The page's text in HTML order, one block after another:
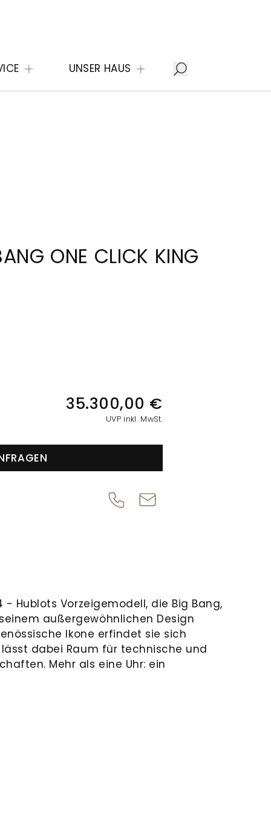
UNSER HAUS
ONE CLICK KING
35.300,00 €
UVP inkl. MwSt.
- Hublots Vorzeigemodell, die Big Bang,
außergewöhnlichen Design
Ikone erfindet sie sich
dabei Raum für technische und
Mehr als eine Uhr: ein